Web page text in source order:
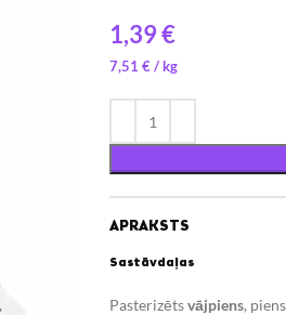
€
7,51 €/
APRAKSTS
Sastāvdaļas
Pasterizētsvājpiens,